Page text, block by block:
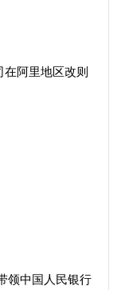
在阿里地区改则
领中国人民银行